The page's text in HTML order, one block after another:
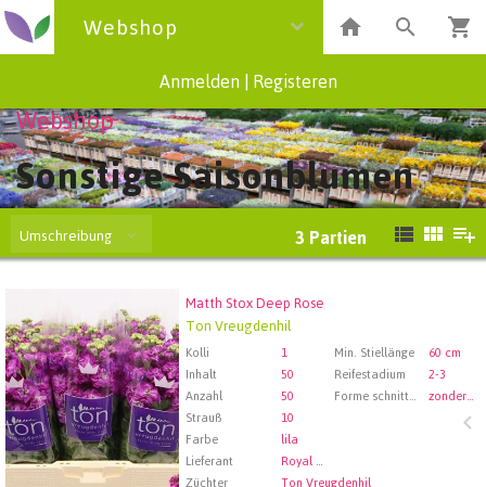
Webshop
Anmelden Registeren
Webshop
Sonstige Saisonblumen
Umschreibung 3 Partien
Matth Stox Deep Rose
Ton Vreugdenhil
Kolli 1 Min. Stiellänge
60 cm
Inhalt
50 Reifestadium
2-3
Anzahl
50 Forme schnittblumen
zonder wortel
Strauß
10
Farbe
lila
Lieferant
Royal FloraHolland Aalsmeer
Züchter
Ton Vreugdenhil
Matth Stox Deep Rose
Wählen Sie zuerst ein Abfartdatum.